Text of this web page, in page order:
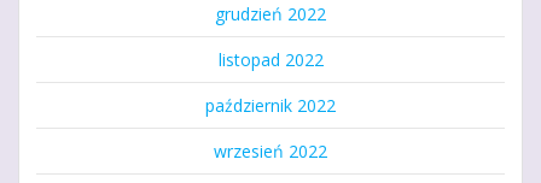
grudzień 2022
listopad 2022
październik 2022
wrzesień 2022